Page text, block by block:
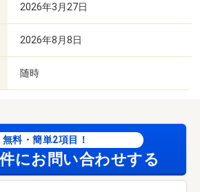
2026年3月27日
2026年8月8日
随時
無料・簡単2項目！
にお問い合わせする